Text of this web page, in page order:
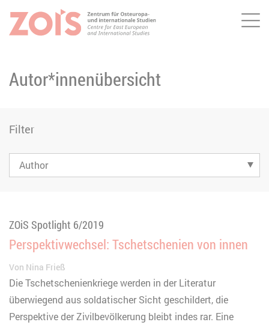
ZUM HAUPTINHALT SPRINGEN
ZUR SUCHE SPRINGEN
Autor*innenübersicht
Filter
ZOiS Spotlight 6/2019
Perspektivwechsel: Tschetschenien von innen
Von Nina Frieß
Die Tschetschenienkriege werden in der Literatur
überwiegend aus soldatischer Sicht geschildert, die
Perspektive der Zivilbevölkerung bleibt indes rar. Eine